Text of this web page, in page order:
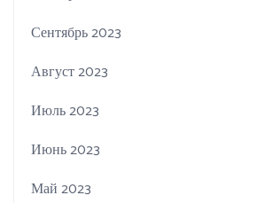
Сентябрь 2023
Август 2023
Июль 2023
Июнь 2023
Май 2023